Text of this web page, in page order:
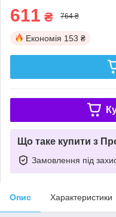
611 ₴ 764 ₴
Економія 153 ₴
Що таке купити з
Замовлення під
Опис Характеристики